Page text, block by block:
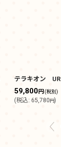
テラキオン UR
59,800円 (税別)
(税込: 65,780円)